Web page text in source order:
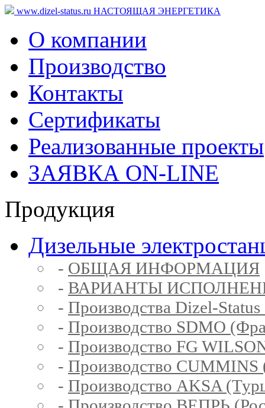
www.dizel-status.ru НАСТОЯЩАЯ ЭНЕРГЕТИКА
О компании
Производство
Контакты
Сертификаты
Реализованные проекты
ЗАЯВКА ON-LINE
Продукция
Дизельные
- ОБЩАЯ ИНФОРМАЦИЯ
- ВАРИАНТЫ
- Производства Dizel-
- Производство SDMO
- Производство FG
- Производство CUMMINS
- Производство AKSA